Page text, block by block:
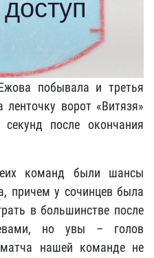
побывала и третья
ворот «Витязя»
после окончания
команд были шансы
причем у сочинцев была
в большинстве после
но увы – голов
нашей команде не